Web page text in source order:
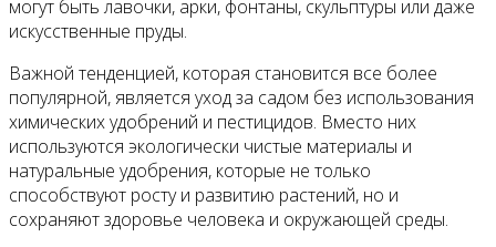
могут быть лавочки, арки, фонтаны, скульптуры или даже
искусственные пруды.
Важной тенденцией, которая становится все более
популярной, является уход за садом без использования
химических удобрений и пестицидов. Вместо них
используются экологически чистые материалы и
натуральные удобрения, которые не только
способствуют росту и развитию растений, но и
сохраняют здоровье человека и окружающей среды.